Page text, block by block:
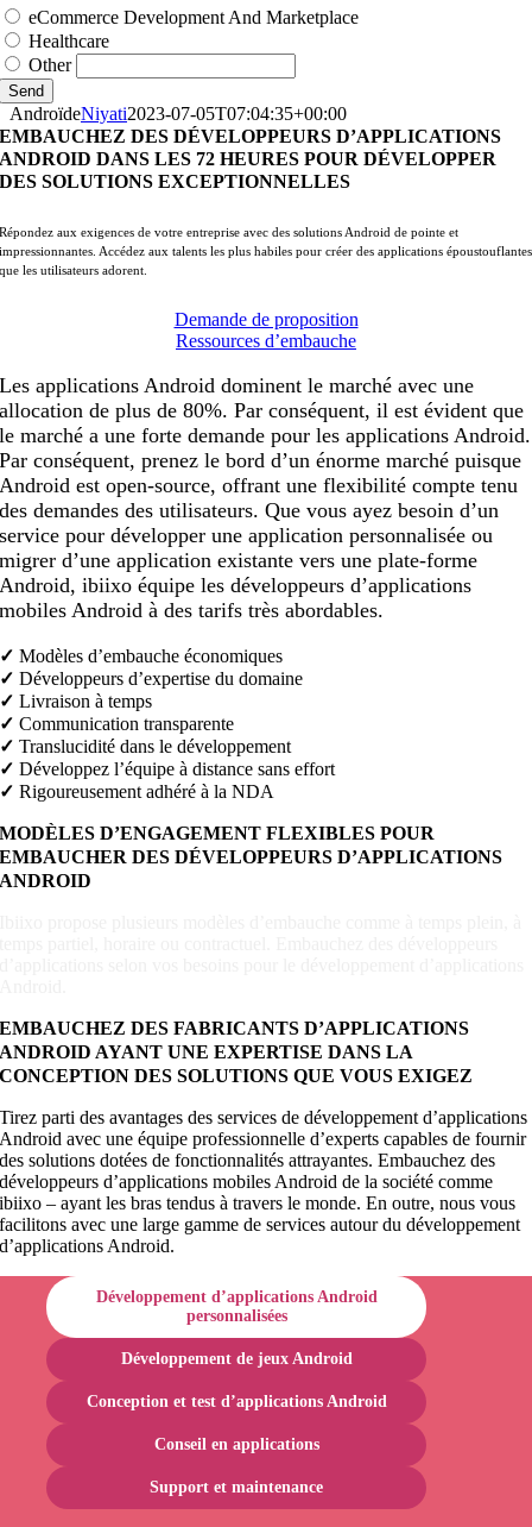
eCommerce Development And Marketplace
Healthcare
Other
Send
AndroïdeNiyati2023-07-05T07:04:35+00:00
EMBAUCHEZ DES DÉVELOPPEURS D’APPLICATIONS
ANDROID DANS LES 72 HEURES POUR DÉVELOPPER
DES SOLUTIONS EXCEPTIONNELLES
Répondez aux exigences de votre entreprise avec des solutions Android de pointe et
impressionnantes. Accédez aux talents les plus habiles pour créer des applications époustouflantes
que les utilisateurs adorent.
Demande de proposition
Ressources d’embauche
Les applications Android dominent le marché avec une
allocation de plus de 80%. Par conséquent, il est évident que
le marché a une forte demande pour les applications Android.
Par conséquent, prenez le bord d’un énorme marché puisque
Android est open-source, offrant une flexibilité compte tenu
des demandes des utilisateurs. Que vous ayez besoin d’un
service pour développer une application personnalisée ou
migrer d’une application existante vers une plate-forme
Android, ibiixo équipe les développeurs d’applications
mobiles Android à des tarifs très abordables.
✓ Modèles d’embauche économiques
✓ Développeurs d’expertise du domaine
✓ Livraison à temps
✓ Communication transparente
✓ Translucidité dans le développement
✓ Développez l’équipe à distance sans effort
✓ Rigoureusement adhéré à la NDA
MODÈLES D’ENGAGEMENT FLEXIBLES POUR
EMBAUCHER DES DÉVELOPPEURS D’APPLICATIONS
ANDROID
EMBAUCHEZ DES FABRICANTS D’APPLICATIONS
ANDROID AYANT UNE EXPERTISE DANS LA
CONCEPTION DES SOLUTIONS QUE VOUS EXIGEZ
Tirez parti des avantages des services de développement d’applications
Android avec une équipe professionnelle d’experts capables de fournir
des solutions dotées de fonctionnalités attrayantes. Embauchez des
développeurs d’applications mobiles Android de la société comme
ibiixo – ayant les bras tendus à travers le monde. En outre, nous vous
facilitons avec une large gamme de services autour du développement
d’applications Android.
Développement d’applications Android
personnalisées
Développement de jeux Android
Conception et test d’applications Android
Conseil en applications
Support et maintenance